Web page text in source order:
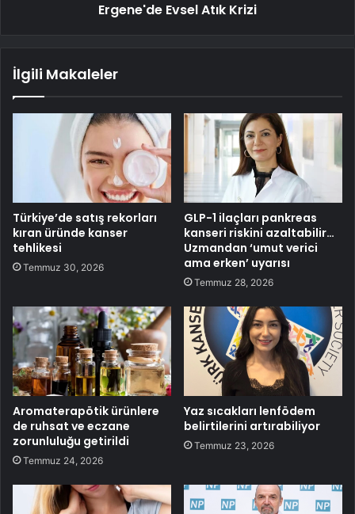
Ergene'de Evsel Atık Krizi
İlgili Makaleler
Türkiye’de satış rekorları
kıran üründe kanser
tehlikesi
Temmuz 30, 2026
GLP-1 ilaçları pankreas
kanseri riskini azaltabilir…
Uzmandan ‘umut verici
ama erken’ uyarısı
Temmuz 28, 2026
Aromaterapötik ürünlere
de ruhsat ve eczane
zorunluluğu getirildi
Temmuz 24, 2026
Yaz sıcakları lenfödem
belirtilerini artırabiliyor
Temmuz 23, 2026